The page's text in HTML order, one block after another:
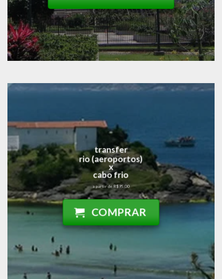
transfer
rio (aeroportos)
x
cabo frio
a partir de R$95,00
COMPRAR